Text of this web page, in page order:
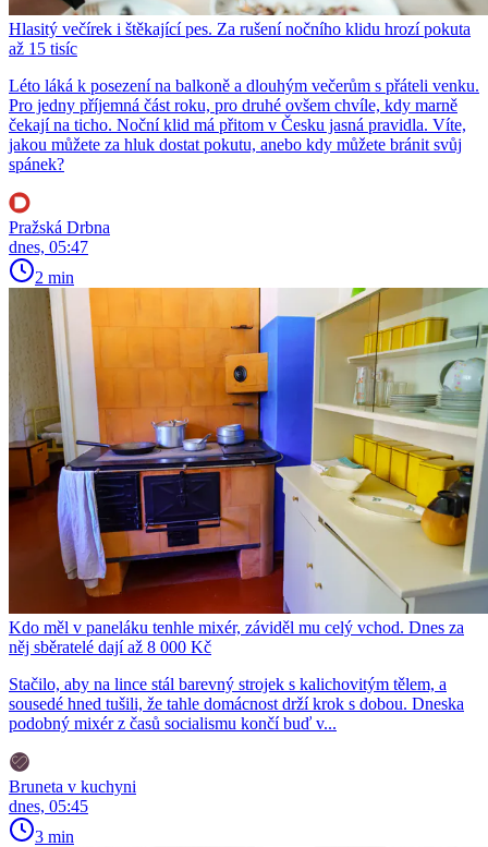
Hlasitý večírek i štěkající pes. Za rušení nočního klidu hrozí pokuta
až 15 tisíc
Léto láká k posezení na balkoně a dlouhým večerům s přáteli venku.
Pro jedny příjemná část roku, pro druhé ovšem chvíle, kdy marně
čekají na ticho. Noční klid má přitom v Česku jasná pravidla. Víte,
jakou můžete za hluk dostat pokutu, anebo kdy můžete bránit svůj
spánek?
Pražská Drbna
dnes, 05:47
2 min
Kdo měl v paneláku tenhle mixér, záviděl mu celý vchod. Dnes za
něj sběratelé dají až 8 000 Kč
Stačilo, aby na lince stál barevný strojek s kalichovitým tělem, a
sousedé hned tušili, že tahle domácnost drží krok s dobou. Dneska
podobný mixér z časů socialismu končí buď v...
Bruneta v kuchyni
dnes, 05:45
3 min